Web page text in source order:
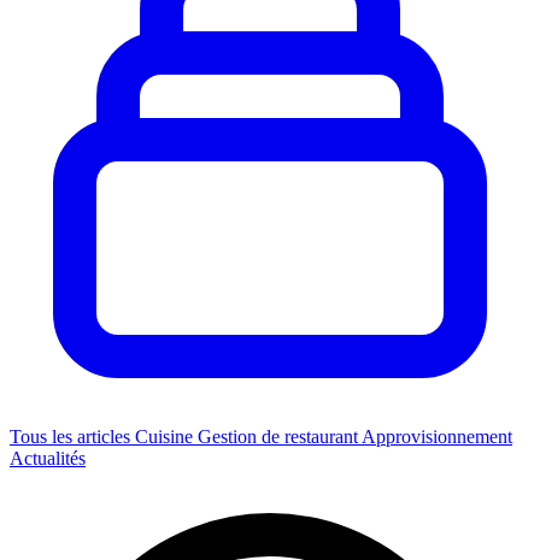
Tous les articles Cuisine Gestion de restaurant Approvisionnement
Actualités